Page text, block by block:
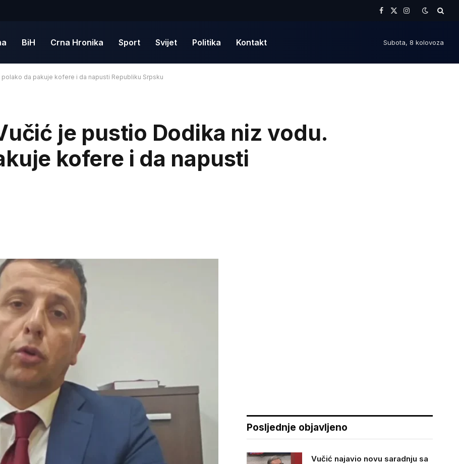
Facebook
X
Instagram
BiH Crna Hronika Sport Svijet Politika Kontakt Subota, 8 kolovoza
da pakuje kofere i da napusti Republiku Srpsku
je pustio Dodika niz vodu.
kofere i da napusti
Posljednje objavljeno
Vučić najavio novu saradnju sa